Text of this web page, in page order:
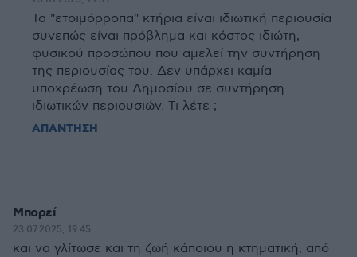
Τα "ετοιμόρροπα" κτήρια είναι ιδιωτική περιουσία
συνεπώς είναι πρόβλημα και κόστος ιδιώτη,
φυσικού προσώπου που αμελεί την συντήρηση
της περιουσίας του. Δεν υπάρχει καμία
υποχρέωση του Δημοσίου σε συντήρηση
ιδιωτικών περιουσιών. Τι λέτε ;
ΑΠΑΝΤΗΣΗ
Μπορεί
23.07.2025, 19:45
και να γλίτωσε και τη ζωή κάποιου η κτηματική, από